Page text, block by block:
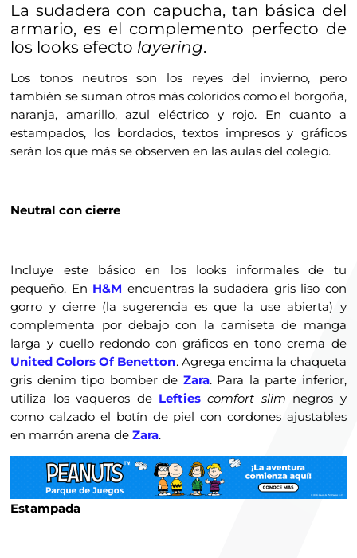
La sudadera con capucha, tan básica del
armario, es el complemento perfecto de
los looks efecto layering.
Los tonos neutros son los reyes del invierno, pero
también se suman otros más coloridos como el borgoña,
naranja, amarillo, azul eléctrico y rojo. En cuanto a
estampados, los bordados, textos impresos y gráficos
serán los que más se observen en las aulas del colegio.
Neutral con cierre
Incluye este básico en los looks informales de tu
pequeño. En H&M encuentras la sudadera gris liso con
gorro y cierre (la sugerencia es que la use abierta) y
complementa por debajo con la camiseta de manga
larga y cuello redondo con gráficos en tono crema de
United Colors Of Benetton. Agrega encima la chaqueta
gris denim tipo bomber de Zara. Para la parte inferior,
utiliza los vaqueros de Lefties comfort slim negros y
como calzado el botín de piel con cordones ajustables
en marrón arena deZara.
Estampada